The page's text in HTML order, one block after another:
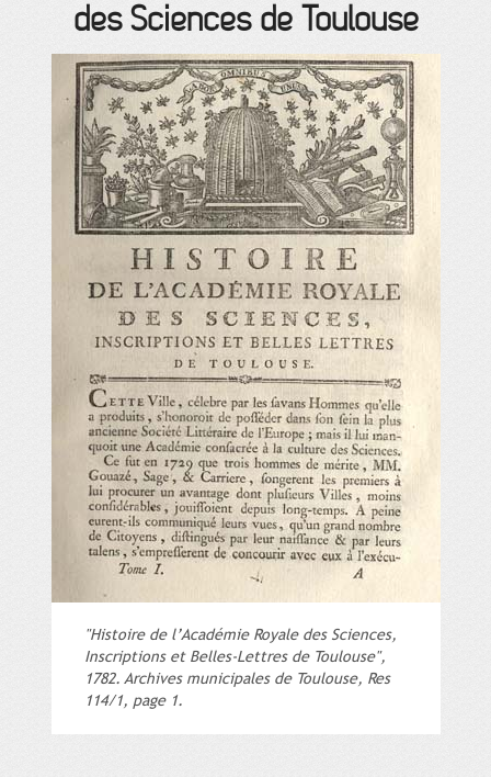
des Sciences de Toulouse
"Histoire de l’Académie Royale des Sciences,
Inscriptions et Belles-Lettres de Toulouse",
1782. Archives municipales de Toulouse, Res
114/1, page 1.